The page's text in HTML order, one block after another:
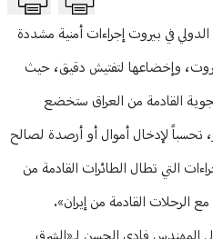
في بيروت إجراءات أمنية مشددة
وإخضاعها لتفتيش دقيق، حيث
القادمة من العراق ستخضع
تحسباً لإدخال أموال أو أرصدة لصالح
التي تطال الطائرات القادمة من
الرحلات القادمة من إيران».